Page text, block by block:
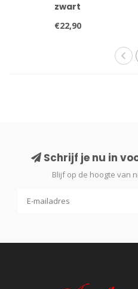
zwart
€22,90
Schrijf je nu in
Blijf op de hoogte van